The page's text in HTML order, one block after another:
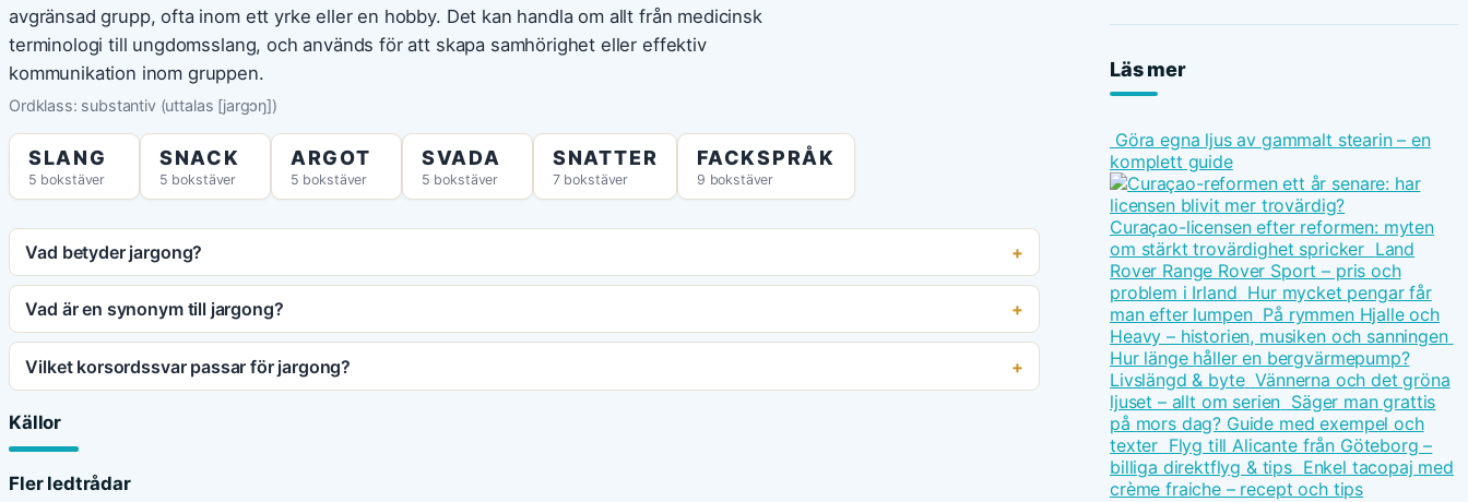
avgränsad grupp, ofta inom ett yrke eller en hobby. Det kan handla om allt från medicinsk
terminologi till ungdomsslang, och används för att skapa samhörighet eller effektiv
kommunikation inom gruppen.
Ordklass: substantiv (uttalas [jargɔŋ])
SLANG
5 bokstäver
SNACK
5 bokstäver
ARGOT
5 bokstäver
SVADA
5 bokstäver
SNATTER
7 bokstäver
FACKSPRÅK
9 bokstäver
Vad betyder jargong?
Vad är en synonym till jargong?
Vilket korsordssvar passar för jargong?
Källor
Fler ledtrådar
Läs mer
Göra egna ljus av gammalt stearin – en
komplett guide
Curaçao-licensen efter reformen: myten
om stärkt trovärdighet spricker Land
Rover Range Rover Sport – pris och
problem i Irland Hur mycket pengar får
man efter lumpen På rymmen Hjalle och
Heavy – historien, musiken och sanningen
Hur länge håller en bergvärmepump?
Livslängd & byte Vännerna och det gröna
ljuset – allt om serien Säger man grattis
på mors dag? Guide med exempel och
texter Flyg till Alicante från Göteborg –
billiga direktflyg & tips Enkel tacopaj med
crème fraiche – recept och tips